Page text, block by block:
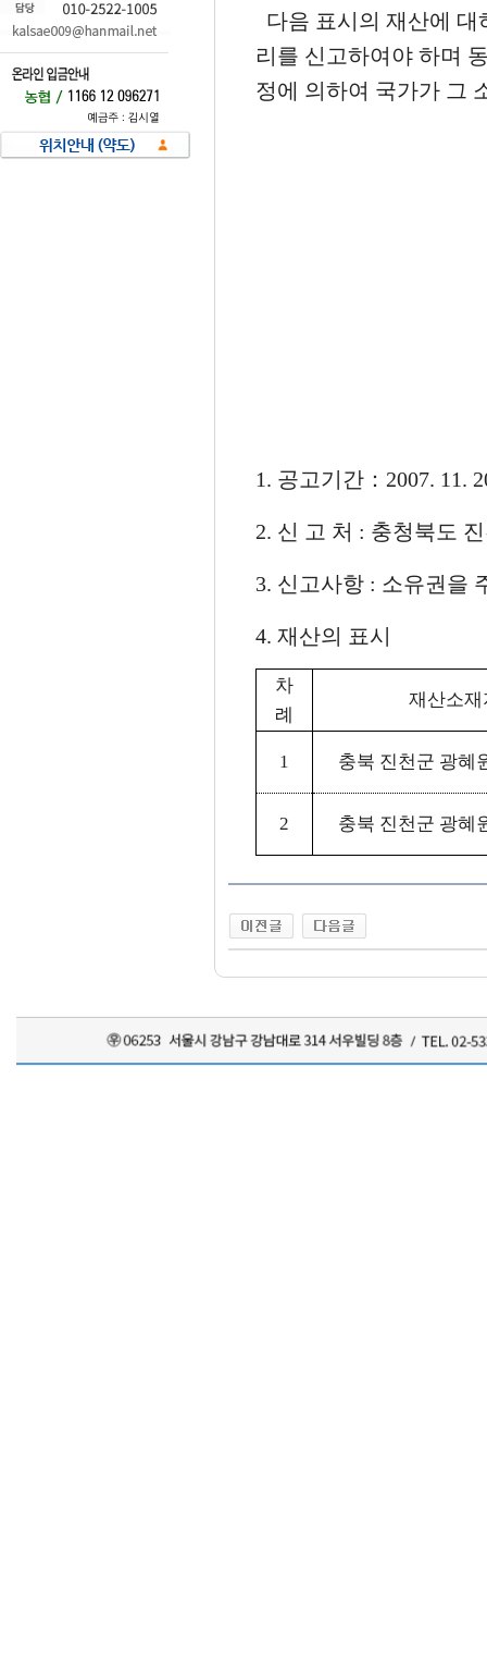
다음 표시의 재산에
리를 신고하여야 하며
정에 의하여 국가가 그
1. 공고기간：2007. 11.
2. 신 고 처 : 충청북도
3. 신고사항 : 소유권을
4. 재산의 표시
차
례
재산소재
1 충북 진천군 광혜
2 충북 진천군 광혜